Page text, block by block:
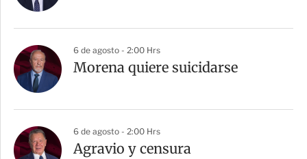
6 de agosto - 2:00 Hrs
Morena quiere suicidarse
6 de agosto - 2:00 Hrs
Agravio y censura